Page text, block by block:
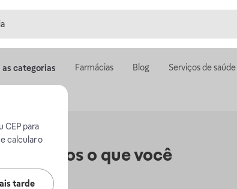
CEP para
calcular o
tarde
as categorias Farmácias Blog Serviços de saúde
o que você